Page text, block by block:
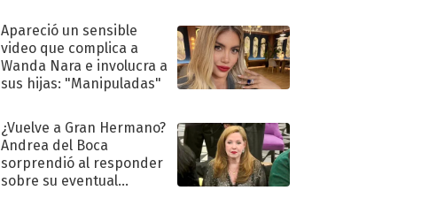
Apareció un sensible
video que complica a
Wanda Nara e involucra a
sus hijas: "Manipuladas"
¿Vuelve a Gran Hermano?
Andrea del Boca
sorprendió al responder
sobre su eventual